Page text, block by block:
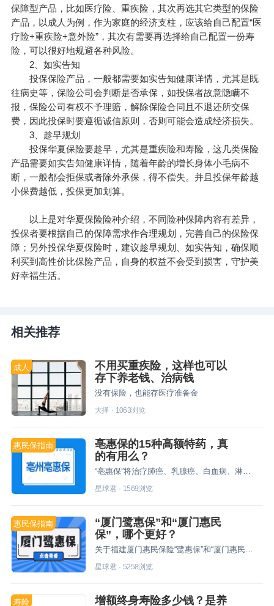
保障型产品，比如医疗险、重疾险，其次再选其它类型的保险
产品，以成人为例，作为家庭的经济支柱，应该给自己配置“医
疗险+重疾险+意外险”，其次有需要再选择给自己配置一份寿
险，可以很好地规避各种风险。
2、如实告知
投保保险产品，一般都需要如实告知健康详情，尤其是既
往病史等，保险公司会判断是否承保，如投保者故意隐瞒不
报，保险公司有权不予理赔，解除保险合同且不退还所交保
费，因此投保时要遵循诚信原则，否则可能会造成经济损失。
3、趁早规划
投保华夏保险要趁早，尤其是重疾险和寿险，这几类保险
产品需要如实告知健康详情，随着年龄的增长身体小毛病不
断，一般都会拒保或者除外承保，得不偿失。并且投保年龄越
小保费越低，投保更加划算。
以上是对华夏保险险种介绍，不同险种保障内容有差异，
投保者要根据自己的保障需求作合理规划，完善自己的保险保
障；另外投保华夏保险时，建议趁早规划、如实告知，确保顺
利买到高性价比保险产品，自身的权益不会受到损害，守护美
好幸福生活。
相关推荐
成人
不用买重疾险，这样也可以
存下养老钱、治病钱
没有保险，也能存医疗准备金
大择 · 1063浏览
惠民保指南
亳惠保的15种高额特药，真
的有用么？
“亳惠保”将治疗肺癌、乳腺癌、白血病、淋巴瘤等高发瘤种的15种特药纳入了特定高额药品目录。目录中药品均是肿瘤最新、最前沿治疗的必需药物，而且相关药品的价格，年花费在几十万元甚至接近百万元不等。
星球君· 1569浏览
惠民保指南
“厦门鹭惠保”和“厦门惠民
保”，哪个更好？
星球君· 5258浏览
寿险 增额终身寿险多少钱？是养